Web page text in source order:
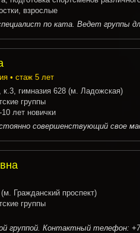
взрослые
по ката. Ведет группы
• стаж 5 лет
гимназия 628 (м. Ладожская)
группы
лет новички
совершенствующий свое
Гражданский проспект)
группы
группой. Контактный телефон: +7